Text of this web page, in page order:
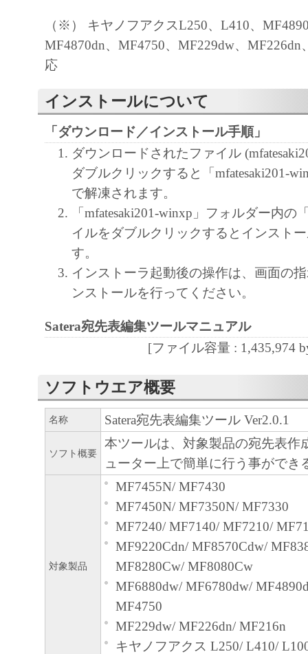
ング、逆コンパイルまたは逆アセンブ
びにこれらの行為を第三者に許諾する
ティングジャパンのライセンサーは、
ユーザーの特定の目的のために適当で
は有用であること、または本ソフトウ
こと、その他本ソフトウェアに関して
たしません。
キヤノンマーケティングジャパンおよ
ティングジャパンのライセンサーは、
使用に付随または関連して生ずる直接
損失、損害等について、いかなる場合
責任を負いません。
ユーザーは、日本国政府または該当国
許可等を得ることなしに、本ソフトウ
一部を、直接または間接に輸出しては
（※） キヤノフアクスL250、L410、
MF4870dn、MF4750、MF229dw、MF226dn
応
インストールについて
「ダウンロード／インストール手順」
ダウンロードされたファイル
ダブルクリックすると「mfatesaki201-
で解凍されます。
「mfatesaki201-winxp」フォルダー内の
イルをダブルクリックするとインスト
す。
インストーラ起動後の操作は、画面の
ンストールを行ってください。
Satera宛先表編集ツールマニュアル
[ファイル容量 : 1,435,974
ソフトウエア概要
名称 Satera宛先表編集ツール Ver2.0.1
ソフト概要
本ツールは、対象製品の宛先表作
ューター上で簡単に行う事ができ
対象製品
MF7455N/ MF7430
MF7450N/ MF7350N/ MF7330
MF7240/ MF7140/ MF7210/
MF9220Cdn/ MF8570Cdw/
MF8280Cw/ MF8080Cw
MF6880dw/ MF6780dw/
MF4750
MF229dw/ MF226dn/ MF216n
キヤノフアクス L250/ L410/